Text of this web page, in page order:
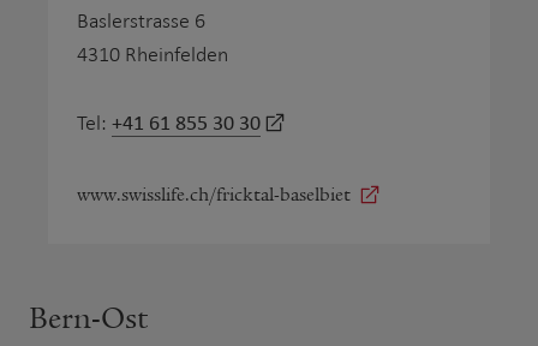
Baslerstrasse 6
4310 Rheinfelden
Tel: +41 61 855 30 30
www.swisslife.ch/fricktal-baselbiet
Bern-Ost